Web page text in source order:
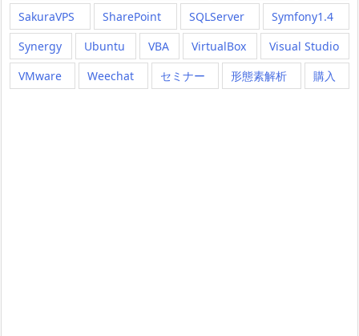
SakuraVPS
SharePoint SQLServer
Symfony1.4
Synergy
Ubuntu VBA VirtualBox
Visual Studio
VMware
Weechat セミナー 形態素解析 購入